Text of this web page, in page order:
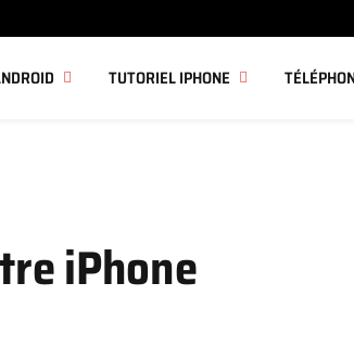
TUTORIEL IPHONE
iPhone